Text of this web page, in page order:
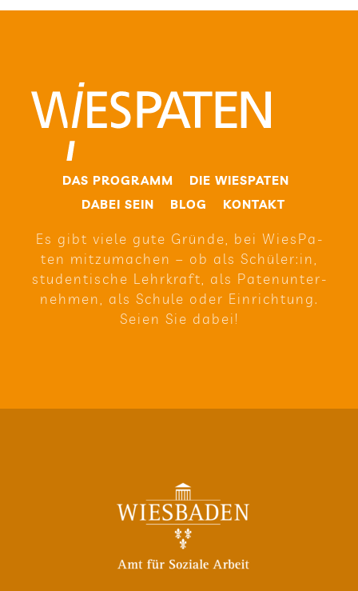
DAS PRO­GRAMM
DIE WIE­SPA­TEN
DABEI SEIN
BLOG KON­TAKT
Es gibt viele gute Gründe, bei Wie­sPa­
ten mit­zu­ma­chen – ob als Schüler:in,
stu­den­ti­sche Lehr­kraft, als Paten­un­ter­
neh­men, als Schule oder Ein­rich­tung.
Seien Sie dabei!